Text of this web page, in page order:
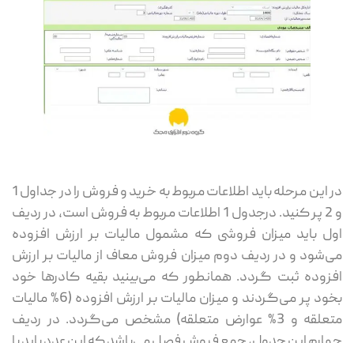
در این مرحله باید اطلاعات مربوط به خرید و فروش را در جداول 1
و 2 پر کنید. درجدول 1 اطلاعات مربوط به فروش است، در ردیف
اول باید میزان فروشی که مشمول مالیات بر ارزش افزوده
می‌شود و در ردیف دوم میزان فروش معاف از مالیات بر ارزش
افزوده ثبت گردد. همانطور که می‌بینید بقیه کادرها خود
بخود پر می‌گردند و میزان مالیات بر ارزش افزوده (6% مالیات
متعلقه و 3% عوارض متعلقه) مشخص می‌گردد. در ردیف